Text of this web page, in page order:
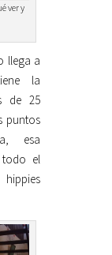
ver y
llega a
la
de 25
puntos
esa
el